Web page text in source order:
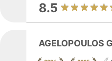
8.5
AGELOPOULOS